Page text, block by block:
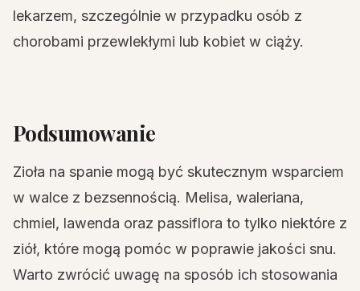
lekarzem, szczególnie w przypadku osób z
chorobami przewlekłymi lub kobiet w ciąży.
Podsumowanie
Zioła na spanie mogą być skutecznym wsparciem
w walce z bezsennością. Melisa, waleriana,
chmiel, lawenda oraz passiflora to tylko niektóre z
ziół, które mogą pomóc w poprawie jakości snu.
Warto zwrócić uwagę na sposób ich stosowania